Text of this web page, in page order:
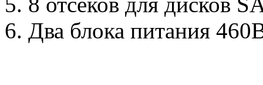
6. Два блока питания